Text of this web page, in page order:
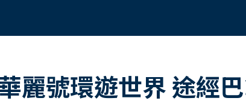
麗號環遊世界 途經